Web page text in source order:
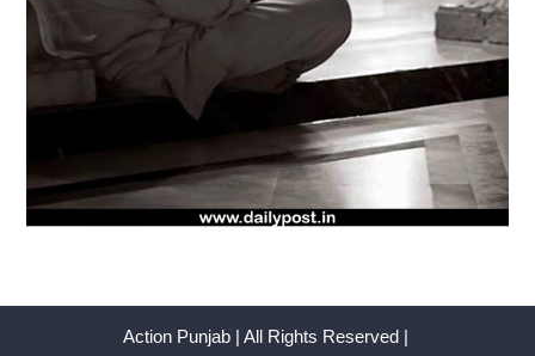
Action Punjab | All Rights Reserved |